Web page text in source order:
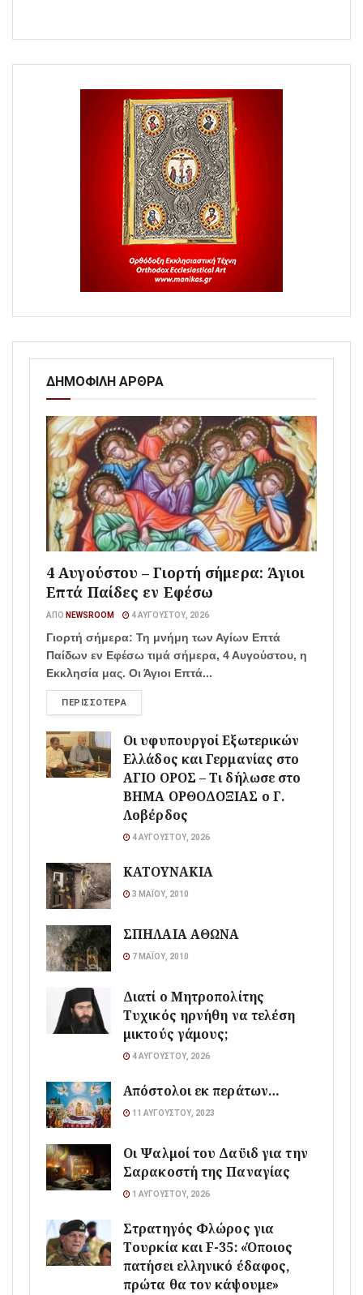
ΔΗΜΟΦΙΛΗ ΑΡΘΡΑ
4 Αυγούστου – Γιορτή σήμερα: Άγιοι
Επτά Παίδες εν Εφέσω
ΑΠΌ NEWSROOM 4 ΑΥΓΟΎΣΤΟΥ, 2026
Γιορτή σήμερα: Τη μνήμη των Αγίων Επτά
Παίδων εν Εφέσω τιμά σήμερα, 4 Αυγούστου, η
Εκκλησία μας. Οι Άγιοι Επτά...
ΠΕΡΙΣΣΌΤΕΡΑ
Οι υφυπουργοί Εξωτερικών
Ελλάδος και Γερμανίας στο
ΑΓΙΟ ΟΡΟΣ – Τι δήλωσε στο
ΒΗΜΑ ΟΡΘΟΔΟΞΙΑΣ ο Γ.
Λοβέρδος
4 ΑΥΓΟΎΣΤΟΥ, 2026
ΚΑΤΟΥΝΑΚΙΑ
3 ΜΑΪ́ΟΥ, 2010
ΣΠΗΛΑΙΑ ΑΘΩΝΑ
7 ΜΑΪ́ΟΥ, 2010
Διατί ο Μητροπολίτης
Τυχικός ηρνήθη να τελέση
μικτούς γάμους;
4 ΑΥΓΟΎΣΤΟΥ, 2026
Απόστολοι εκ περάτων…
11 ΑΥΓΟΎΣΤΟΥ, 2023
Οι Ψαλμοί του Δαϋιδ για την
Σαρακοστή της Παναγίας
1 ΑΥΓΟΎΣΤΟΥ, 2026
Στρατηγός Φλώρος για
Τουρκία και F-35: «Όποιος
πατήσει ελληνικό έδαφος,
πρώτα θα τον κάψουμε»